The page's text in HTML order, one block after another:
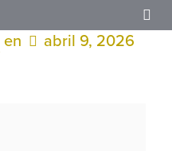
en abril 9, 2026